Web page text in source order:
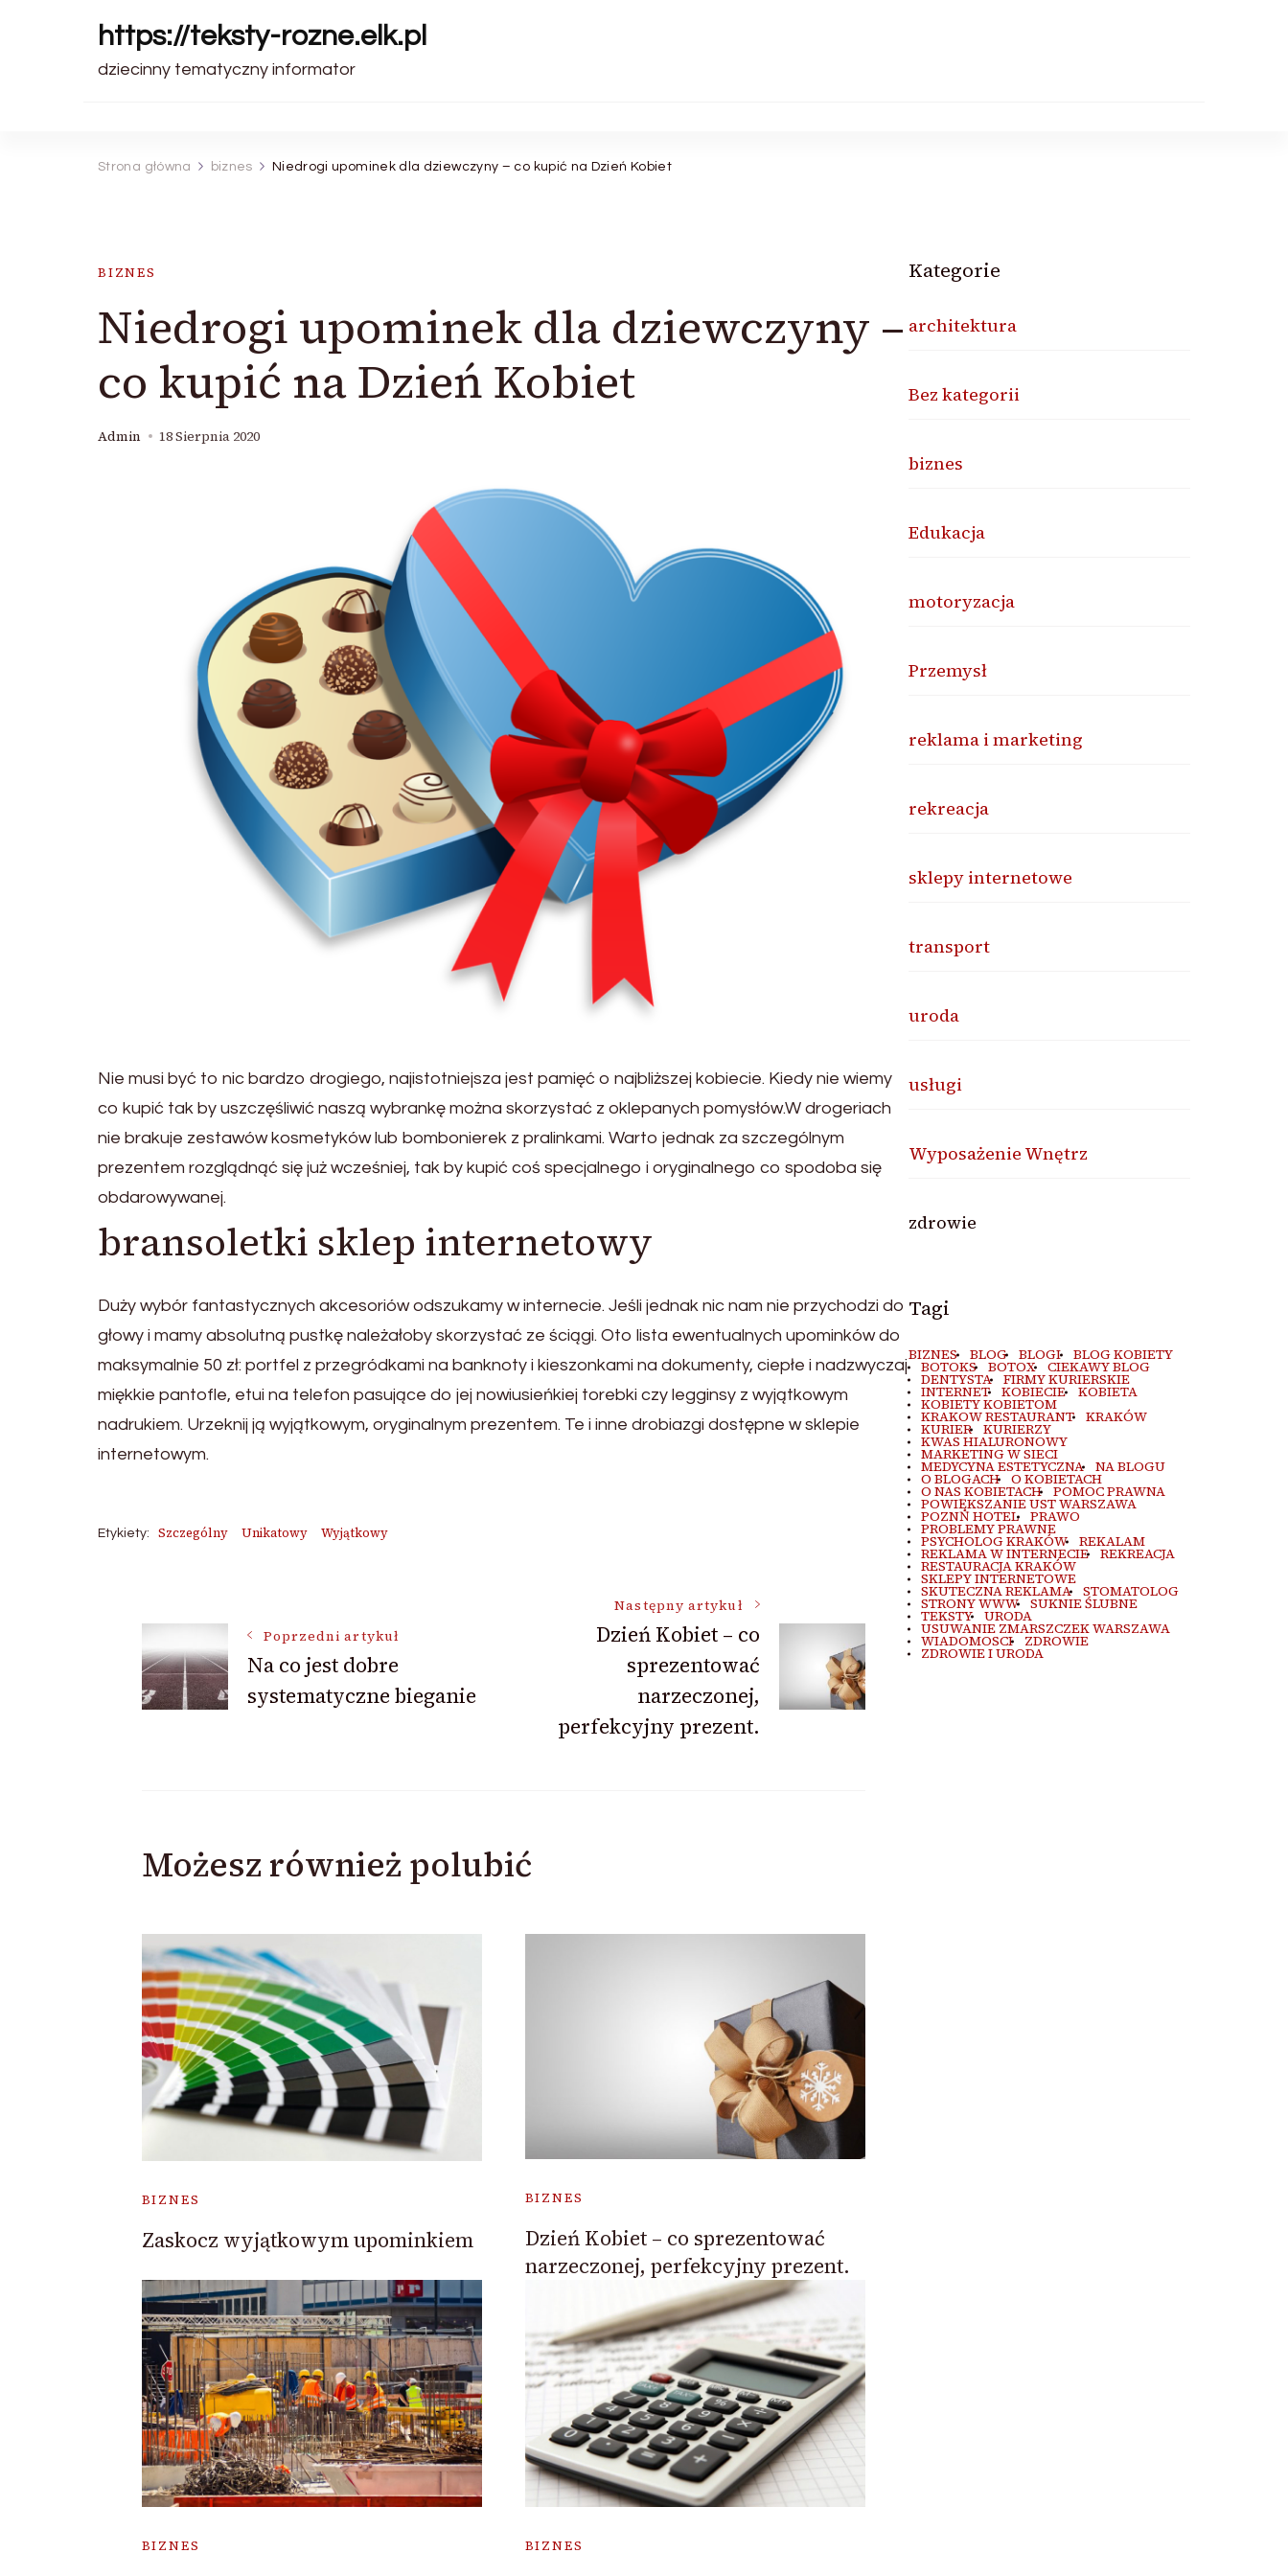
https://teksty-rozne.elk.pl
dziecinny tematyczny informator
Strona główna biznes Niedrogi upominek dla dziewczyny – co kupić na Dzień Kobiet
BIZNES
Niedrogi upominek dla dziewczyny –
co kupić na Dzień Kobiet
Admin 18 Sierpnia 2020
Nie musi być to nic bardzo drogiego, najistotniejsza jest pamięć o najbliższej kobiecie. Kiedy nie wiemy
co kupić tak by uszczęśliwić naszą wybrankę można skorzystać z oklepanych pomysłów.W drogeriach
nie brakuje zestawów kosmetyków lub bombonierek z pralinkami. Warto jednak za szczególnym
prezentem rozglądnąć się już wcześniej, tak by kupić coś specjalnego i oryginalnego co spodoba się
obdarowywanej.
bransoletki sklep internetowy
Duży wybór fantastycznych akcesoriów odszukamy w internecie. Jeśli jednak nic nam nie przychodzi do
głowy i mamy absolutną pustkę należałoby skorzystać ze ściągi. Oto lista ewentualnych upominków do
maksymalnie 50 zł: portfel z przegródkami na banknoty i kieszonkami na dokumenty, ciepłe i nadzwyczaj
miękkie pantofle, etui na telefon pasujące do jej nowiusieńkiej torebki czy legginsy z wyjątkowym
nadrukiem. Urzeknij ją wyjątkowym, oryginalnym prezentem. Te i inne drobiazgi dostępne w sklepie
internetowym.
Etykiety: Szczególny Unikatowy Wyjątkowy
Nawigacja
wpisu
Poprzedni artykuł
Na co jest dobre
systematyczne bieganie
Następny artykuł
Dzień Kobiet – co
sprezentować
narzeczonej,
perfekcyjny prezent.
Możesz również polubić
BIZNES
Zaskocz wyjątkowym upominkiem
BIZNES
Dzień Kobiet – co sprezentować
narzeczonej, perfekcyjny prezent.
BIZNES BIZNES
Kategorie
architektura
Bez kategorii
biznes
Edukacja
motoryzacja
Przemysł
reklama i marketing
rekreacja
sklepy internetowe
transport
uroda
usługi
Wyposażenie Wnętrz
zdrowie
Tagi
BIZNES BLOG BLOGI BLOG KOBIETY
BOTOKS BOTOX CIEKAWY BLOG
DENTYSTA FIRMY KURIERSKIE
INTERNET KOBIECIE KOBIETA
KOBIETY KOBIETOM
KRAKOW RESTAURANT KRAKÓW
KURIER KURIERZY
KWAS HIALURONOWY
MARKETING W SIECI
MEDYCYNA ESTETYCZNA NA BLOGU
O BLOGACH O KOBIETACH
O NAS KOBIETACH POMOC PRAWNA
POWIĘKSZANIE UST WARSZAWA
POZNŃ HOTEL PRAWO
PROBLEMY PRAWNE
PSYCHOLOG KRAKÓW REKALAM
REKLAMA W INTERNECIE REKREACJA
RESTAURACJA KRAKÓW
SKLEPY INTERNETOWE
SKUTECZNA REKLAMA STOMATOLOG
STRONY WWW SUKNIE ŚLUBNE
TEKSTY URODA
USUWANIE ZMARSZCZEK WARSZAWA
WIADOMOSCI ZDROWIE
ZDROWIE I URODA